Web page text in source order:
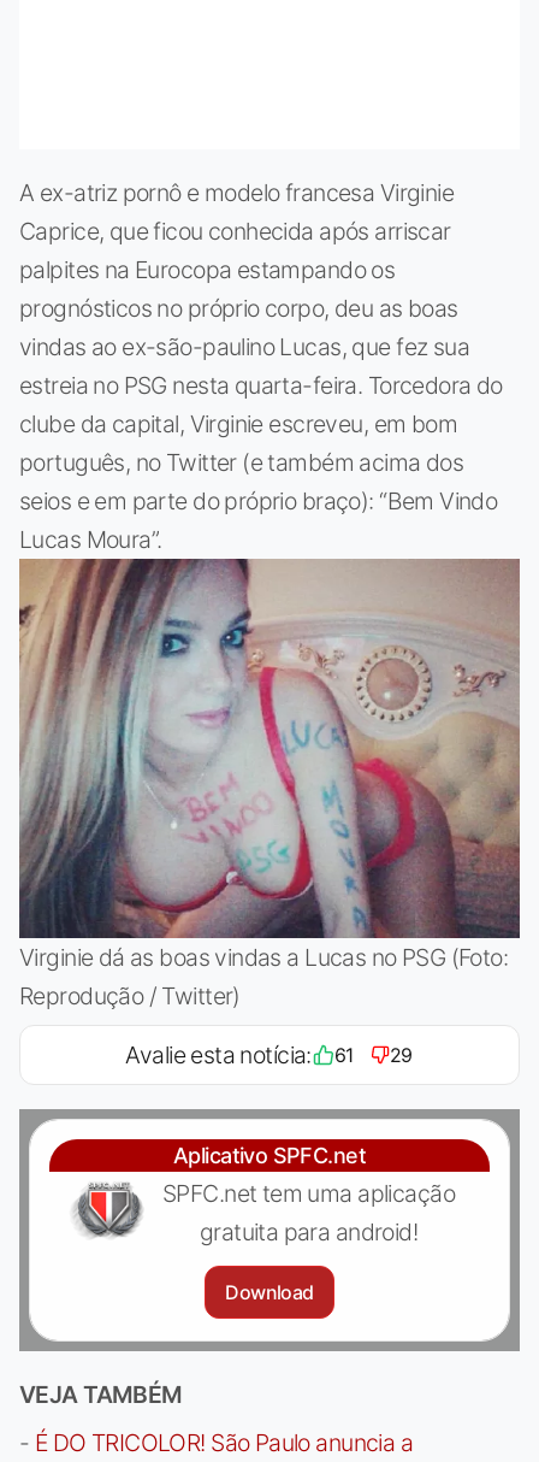
A ex-atriz pornô e modelo francesa Virginie
Caprice, que ficou conhecida após arriscar
palpites na Eurocopa estampando os
prognósticos no próprio corpo, deu as boas
vindas ao ex-são-paulino Lucas, que fez sua
estreia no PSG nesta quarta-feira. Torcedora do
clube da capital, Virginie escreveu, em bom
português, no Twitter (e também acima dos
seios e em parte do próprio braço): “Bem Vindo
Lucas Moura”.
Virginie dá as boas vindas a Lucas no PSG (Foto:
Reprodução / Twitter)
Avalie esta notícia: 61 29
Aplicativo SPFC.net
SPFC.net tem uma aplicação
gratuita para android!
Download
VEJA TAMBÉM
- É DO TRICOLOR! São Paulo anuncia a